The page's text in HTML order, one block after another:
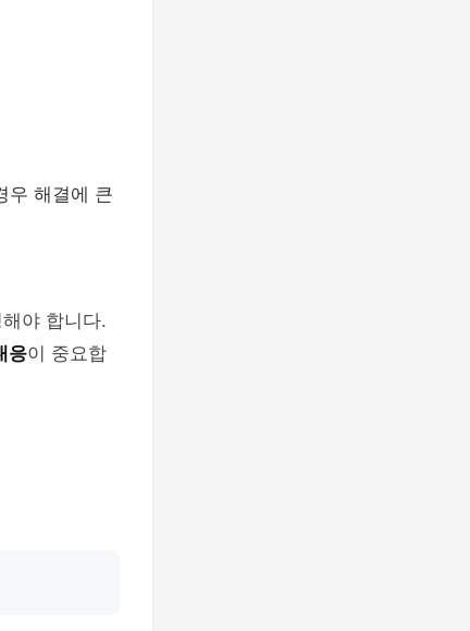
우 해결에 큰
야 합니다.
응이 중요합